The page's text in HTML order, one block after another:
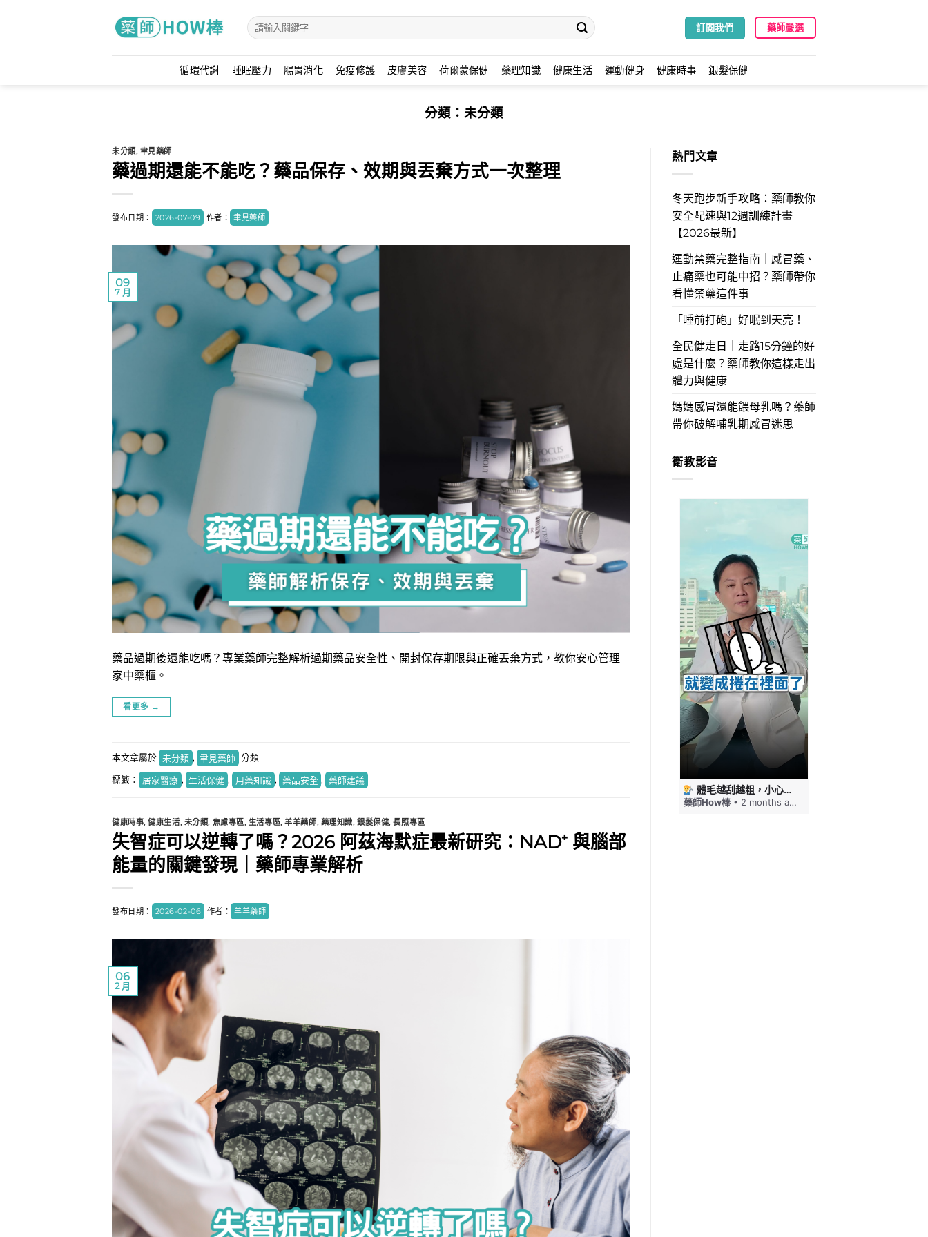
訂閱我們 藥師嚴選
循環代謝 睡眠壓力 腸胃消化 免疫修護 皮膚美容 荷爾蒙保健 藥理知識 健康生活 運動健身 健康時事 銀髮保健
分類： 未分類
未分類, 聿見藥師
藥過期還能不能吃？藥品保存、效期與丟棄方式一次整理
發布日期： 2026-07-09 作者： 聿見藥師
09
7 月
藥品過期後還能吃嗎？專業藥師完整解析過期藥品安全性、開封保存期限與正確丟棄方式，教你安心管理
家中藥櫃。
看更多 →
本文章屬於 未分類 , 聿見藥師 分類
標籤： 居家醫療 , 生活保健 , 用藥知識 , 藥品安全 , 藥師建議
健康時事,健康生活, 未分類, 焦慮專區, 生活專區,羊羊藥師, 藥理知識,銀髮保健,長照專區
失智症可以逆轉了嗎？2026 阿茲海默症最新研究：NAD⁺ 與腦部
能量的關鍵發現｜藥師專業解析
發布日期： 2026-02-06 作者： 羊羊藥師
06
2 月
熱門文章
冬天跑步新手攻略：藥師教你
安全配速與12週訓練計畫
【2026最新】
運動禁藥完整指南｜感冒藥、
止痛藥也可能中招？藥師帶你
看懂禁藥這件事
「睡前打砲」好眠到天亮！
全民健走日｜走路15分鐘的好
處是什麼？藥師教你這樣走出
體力與健康
媽媽感冒還能餵母乳嗎？藥師
帶你破解哺乳期感冒迷思
衛教影音
體毛越刮越粗，小心毛髮倒插！刮毛這幾件事要注意 #藥師HOW棒
藥師How棒 • 2 months ago